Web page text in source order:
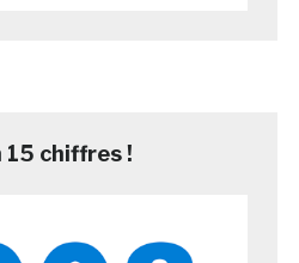
15 chiffres !